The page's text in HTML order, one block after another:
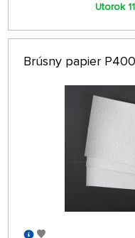
Utorok
Brúsny papier